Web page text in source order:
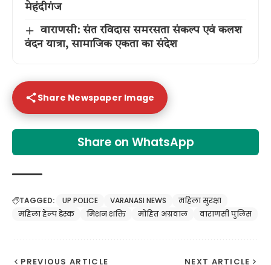
मेहंदीगंज
वाराणसी: संत रविदास समरसता संकल्प एवं कलश
वंदन यात्रा, सामाजिक एकता का संदेश
Share Newspaper Image
Share on WhatsApp
TAGGED: UP POLICE VARANASI NEWS
महिला सुरक्षा
महिला हेल्प डेस्क
मिशन शक्ति मोहित अग्रवाल वाराणसी पुलिस
PREVIOUS ARTICLE NEXT ARTICLE